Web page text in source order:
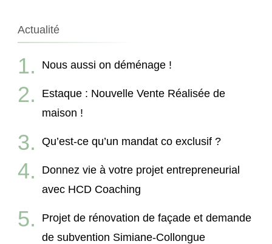
Actualité
Nous aussi on déménage !
Estaque : Nouvelle Vente Réalisée de
maison !
Qu’est-ce qu’un mandat co exclusif ?
Donnez vie à votre projet entrepreneurial
avec HCD Coaching
Projet de rénovation de façade et demande
de subvention Simiane-Collongue